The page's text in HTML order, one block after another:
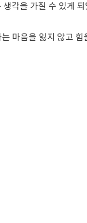
각을 가질 수 있게
마음을 잃지 않고 힘